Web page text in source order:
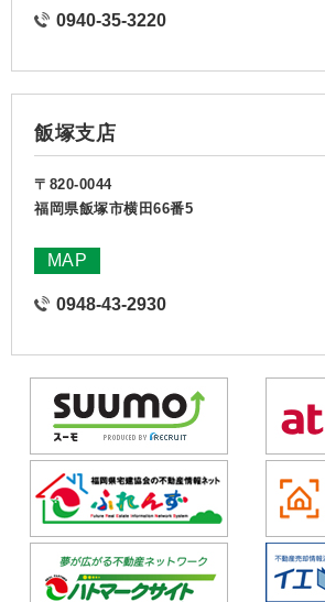
0940-35-3220
飯塚支店
〒820-0044
福岡県飯塚市横田66番5
MAP
0948-43-2930